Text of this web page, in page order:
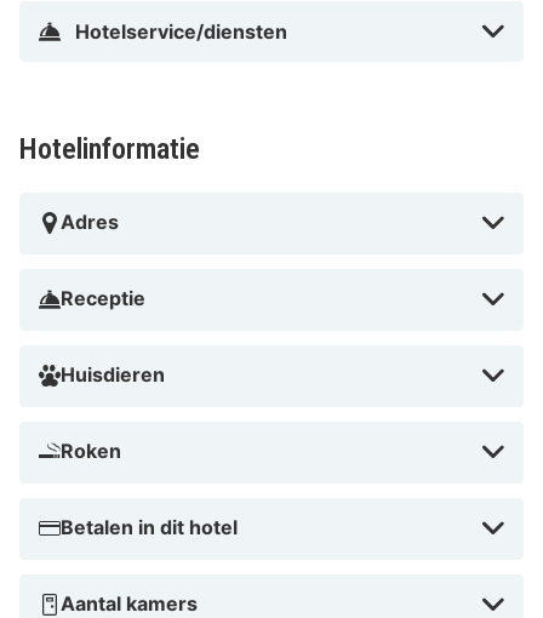
Hotelservice/diensten
Hotelinformatie
Adres
Receptie
Huisdieren
Roken
Betalen in dit hotel
Aantal kamers